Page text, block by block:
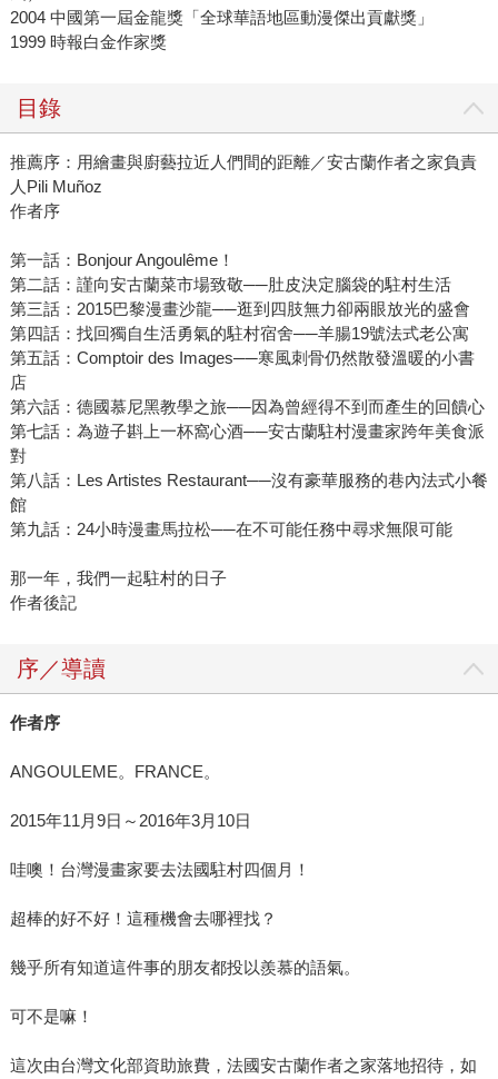
2004 中國第一屆金龍獎「全球華語地區動漫傑出貢獻獎」
1999 時報白金作家獎
目錄
推薦序：用繪畫與廚藝拉近人們間的距離／安古蘭作者之家負責
人Pili Muñoz
作者序
第一話：Bonjour Angoulême！
第二話：謹向安古蘭菜市場致敬──肚皮決定腦袋的駐村生活
第三話：2015巴黎漫畫沙龍──逛到四肢無力卻兩眼放光的盛會
第四話：找回獨自生活勇氣的駐村宿舍──羊腸19號法式老公寓
第五話：Comptoir des Images──寒風刺骨仍然散發溫暖的小書
店
第六話：德國慕尼黑教學之旅──因為曾經得不到而產生的回饋心
第七話：為遊子斟上一杯窩心酒──安古蘭駐村漫畫家跨年美食派
對
第八話：Les Artistes Restaurant──沒有豪華服務的巷內法式小餐
館
第九話：24小時漫畫馬拉松──在不可能任務中尋求無限可能
那一年，我們一起駐村的日子
作者後記
序／導讀
作者序
ANGOULEME。FRANCE。
2015年11月9日～2016年3月10日
哇噢！台灣漫畫家要去法國駐村四個月！
超棒的好不好！這種機會去哪裡找？
幾乎所有知道這件事的朋友都投以羨慕的語氣。
可不是嘛！
這次由台灣文化部資助旅費，法國安古蘭作者之家落地招待，如